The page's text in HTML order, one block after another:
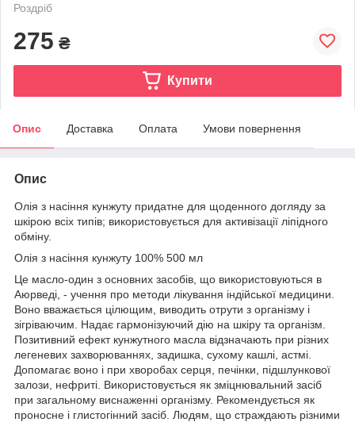
Роздріб
275 ₴
Купити
Опис Доставка Оплата Умови повернення
Опис
Олія з насіння кунжуту придатне для щоденного догляду за
шкірою всіх типів; використовується для активізації ліпідного
обміну.
Олія з насіння кунжуту 100% 500 мл
Це масло-один з основних засобів, що використовуються в
Аюрведі, - учення про методи лікування індійської медицини.
Воно вважається цілющим, виводить отрути з організму і
зігріваючим. Надає гармонізуючий дію на шкіру та організм.
Позитивний ефект кунжутного масла відзначають при різних
легеневих захворюваннях, задишка, сухому кашлі, астмі.
Допомагає воно і при хворобах серця, печінки, підшлункової
залози, нефриті. Використовується як зміцнювальний засіб
при загальному виснаженні організму. Рекомендується як
проносне і глистогінний засіб. Людям, що страждають різними